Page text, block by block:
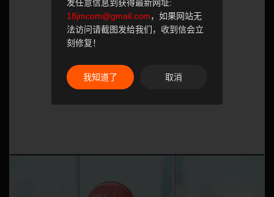
发任意信息到获得最新网址:
18jmcom@gmail.com，如果网站无
法访问请截图发给我们，收到信会立
刻修复！
我知道了 取消